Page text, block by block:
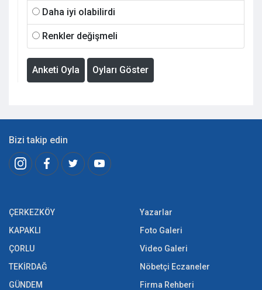
Daha iyi olabilirdi
Renkler değişmeli
Anketi Oyla Oyları Göster
Bizi takip edin
ÇERKEZKÖY
KAPAKLI
ÇORLU
TEKİRDAĞ
GÜNDEM
Yazarlar
Foto Galeri
Video Galeri
Nöbetçi Eczaneler
Firma Rehberi